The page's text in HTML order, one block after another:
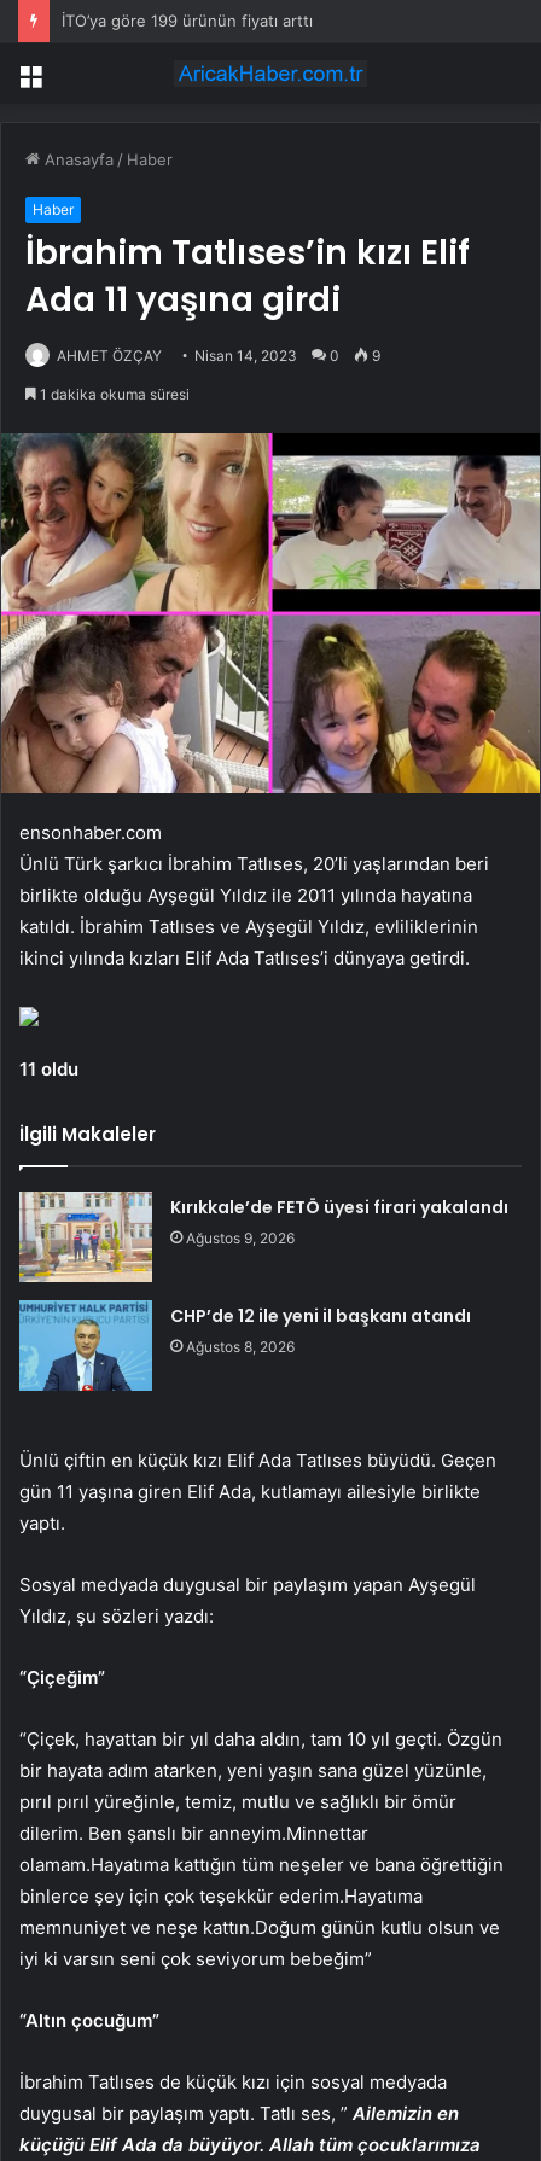
İTO’ya göre 199 ürünün fiyatı arttı
Menü
Anasayfa / Haber
Haber
İbrahim Tatlıses’in kızı Elif
Ada 11 yaşına girdi
AHMET ÖZÇAY Nisan 14, 2023 0 9
1 dakika okuma süresi
ensonhaber.com
Ünlü Türk şarkıcı İbrahim Tatlıses, 20’li yaşlarından beri
birlikte olduğu Ayşegül Yıldız ile 2011 yılında hayatına
katıldı. İbrahim Tatlıses ve Ayşegül Yıldız, evliliklerinin
ikinci yılında kızları Elif Ada Tatlıses’i dünyaya getirdi.
11 oldu
İlgili Makaleler
Kırıkkale’de FETÖ üyesi firari yakalandı
Ağustos 9, 2026
CHP’de 12 ile yeni il başkanı atandı
Ağustos 8, 2026
Ünlü çiftin en küçük kızı Elif Ada Tatlıses büyüdü. Geçen
gün 11 yaşına giren Elif Ada, kutlamayı ailesiyle birlikte
yaptı.
Sosyal medyada duygusal bir paylaşım yapan Ayşegül
Yıldız, şu sözleri yazdı:
“Çiçeğim”
“Çiçek, hayattan bir yıl daha aldın, tam 10 yıl geçti. Özgün
bir hayata adım atarken, yeni yaşın sana güzel yüzünle,
pırıl pırıl yüreğinle, temiz, mutlu ve sağlıklı bir ömür
dilerim. Ben şanslı bir anneyim.Minnettar
olamam.Hayatıma kattığın tüm neşeler ve bana öğrettiğin
binlerce şey için çok teşekkür ederim.Hayatıma
memnuniyet ve neşe kattın.Doğum günün kutlu olsun ve
iyi ki varsın seni çok seviyorum bebeğim”
“Altın çocuğum”
İbrahim Tatlıses de küçük kızı için sosyal medyada
duygusal bir paylaşım yaptı. Tatlı ses, ” Ailemizin en
küçüğü Elif Ada da büyüyor. Allah tüm çocuklarımıza